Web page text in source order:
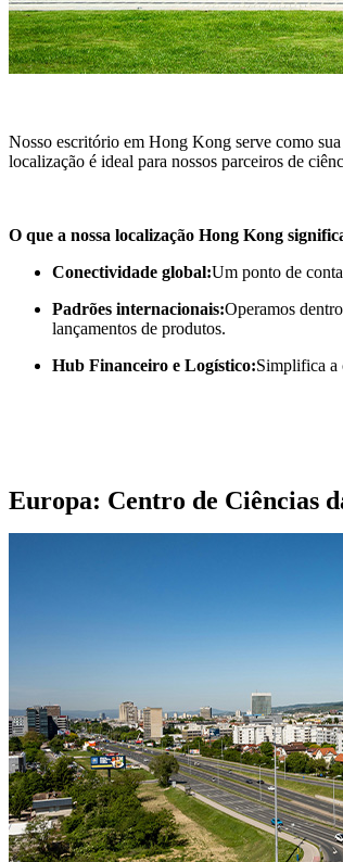
Nosso escritório em Hong Kong serve como
localização é ideal para nossos parceiros de
O que a nossa localização Hong Kong
Conectividade global:Um ponto de
Padrões internacionais:Operamos
lançamentos de produtos.
Hub Financeiro e Logístico:Simplifica a
Europa: Centro de Ciências